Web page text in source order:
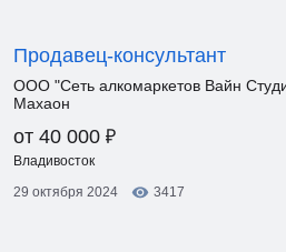
Продавец-консультант
ООО "Сеть алкомаркетов Вайн
Махаон
от 40 000 ₽
Владивосток
29 октября 2024
3417